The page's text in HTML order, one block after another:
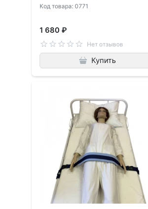
Код товара: 0771
1 680 ₽
Нет отзывов
Купить